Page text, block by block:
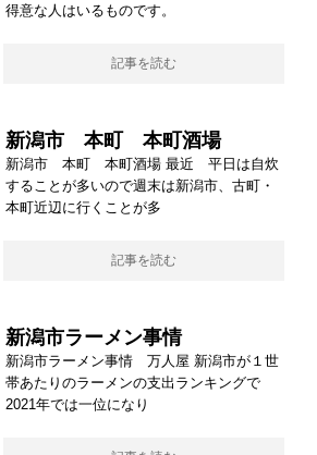
得意な人はいるものです。
記事を読む
新潟市 本町 本町酒場
新潟市 本町 本町酒場 最近 平日は自炊
することが多いので週末は新潟市、古町・
本町近辺に行くことが多
記事を読む
新潟市ラーメン事情
新潟市ラーメン事情 万人屋 新潟市が１世
帯あたりのラーメンの支出ランキングで
2021年では一位になり